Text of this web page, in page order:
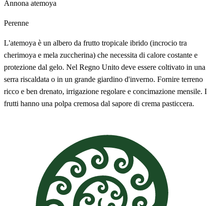
Annona atemoya
Perenne
L'atemoya è un albero da frutto tropicale ibrido (incrocio tra
cherimoya e mela zuccherina) che necessita di calore costante e
protezione dal gelo. Nel Regno Unito deve essere coltivato in una
serra riscaldata o in un grande giardino d'inverno. Fornire terreno
ricco e ben drenato, irrigazione regolare e concimazione mensile. I
frutti hanno una polpa cremosa dal sapore di crema pasticcera.